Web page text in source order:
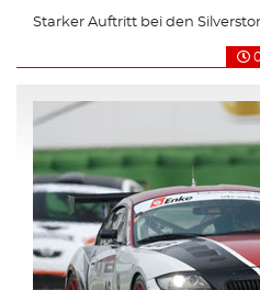
Starker Auftritt bei den